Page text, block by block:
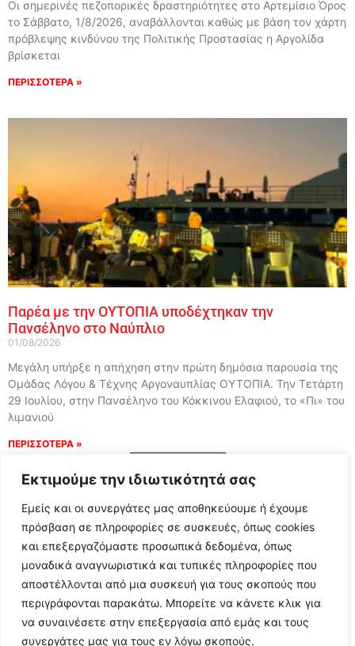
Εκτιμούμε την ιδιωτικότητά σας
Εμείς και οι συνεργάτες μας αποθηκεύουμε ή έχουμε
πρόσβαση σε πληροφορίες σε συσκευές, όπως cookies
και επεξεργαζόμαστε προσωπικά δεδομένα, όπως
μοναδικά αναγνωριστικά και τυπικές πληροφορίες που
αποστέλλονται από μια συσκευή για τους σκοπούς που
περιγράφονται παρακάτω. Μπορείτε να κάνετε κλικ για
να συναινέσετε στην επεξεργασία από εμάς και τους
συνεργάτες μας για τους εν λόγω σκοπούς.
Οι σημερινές πεζοπορικές δραστηριότητες στο Αρτεμίσιο Όρος
το Σάββατο, 1/8/2026, αναβάλλονται καθώς με βάση τον χάρτη
πρόβλεψης κινδύνου της Πολιτικής Προστασίας η Αργολίδα
βρίσκεται
ΠΕΡΙΣΣΟΤΕΡΑ »
Παρέα με την ΟΥΤΟΠΙΑ υποδέχτηκαν την
Πανσέληνο στο Ναύπλιο
01/08/2026
Μεγάλη υπήρξε η απήχηση στην πρώτη δημόσια παρουσία της
Ομάδας Λόγου & Τέχνης Αργοναυπλίας ΟΥΤΟΠΙΑ. Την Τετάρτη
29 Ιουλίου, στην Πανσέληνο του Κόκκινου Ελαφιού, το «Πι» του
λιμανιού
ΠΕΡΙΣΣΟΤΕΡΑ »